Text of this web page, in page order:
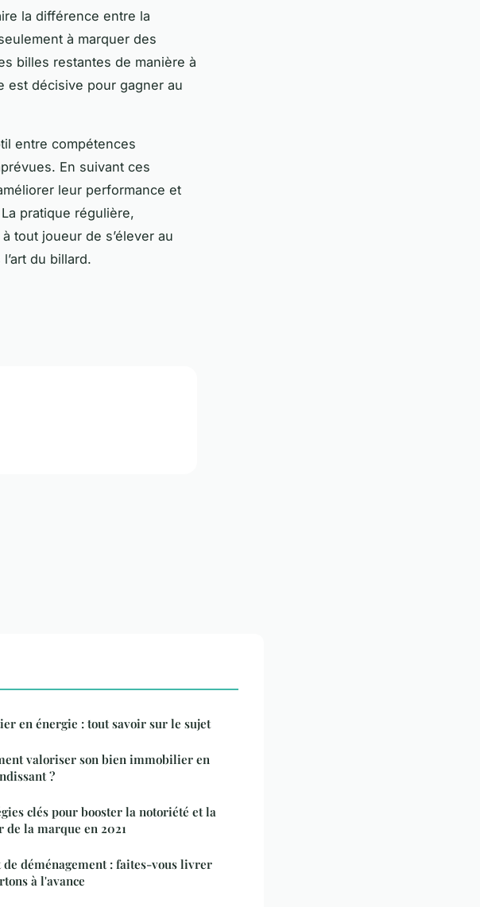
la différence entre la
à marquer des
billes restantes de manière à
est décisive pour gagner au
entre compétences
En suivant ces
leur performance et
pratique régulière,
tout joueur de s’élever au
du billard.
en énergie : tout savoir sur le sujet
valoriser son bien immobilier en
?
clés pour booster la notoriété et la
de la marque en 2021
de déménagement : faites-vous livrer
à l'avance